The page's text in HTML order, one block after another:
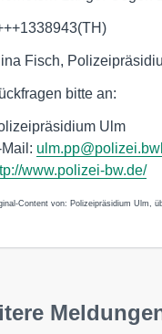
Fisch,
bitte an:
Ulm
Mail:
www.polizei-bw.de/
Content von: Polizeipräsidium Ulm,